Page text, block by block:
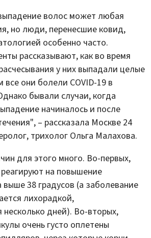
волос может любая
но люди, перенесшие ковид,
особенно часто.
рассказывают, как во время
у них выпадали целые
они болели COVID-19 в
бывали случаи, когда
начиналось и после
– рассказала Москве 24
трихолог Ольга Малахова.
для этого много. Во-первых,
на повышение
выше 38 градусов (а заболевание
лихорадкой,
дней). Во-вторых,
очень густо оплетены